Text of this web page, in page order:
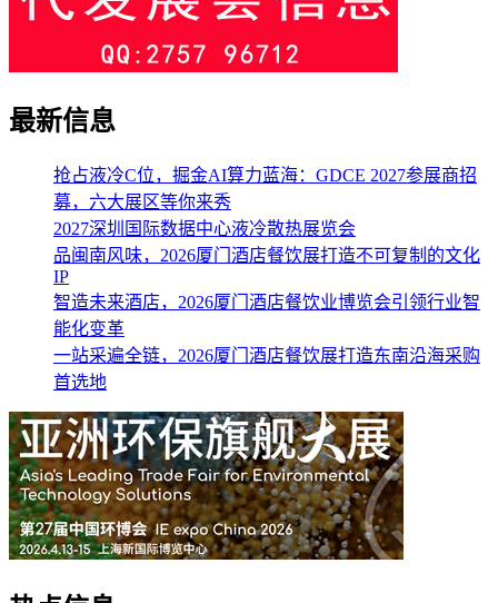
最新信息
抢占液冷C位，掘金AI算力蓝海：GDCE 2027参展商招
募，六大展区等你来秀
2027深圳国际数据中心液冷散热展览会
品闽南风味，2026厦门酒店餐饮展打造不可复制的文化
IP
智造未来酒店，2026厦门酒店餐饮业博览会引领行业智
能化变革
一站采遍全链，2026厦门酒店餐饮展打造东南沿海采购
首选地